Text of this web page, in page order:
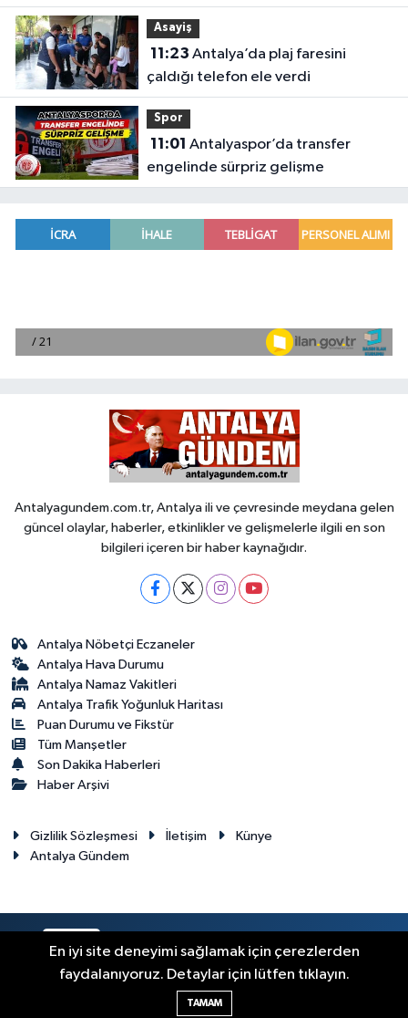
çözüm arıyor
Asayiş
11:23
çaldığı telefon ele verdi
Spor
11:01
engelinde sürpriz gelişme
Antalyagundem.com.tr, Antalya ili ve çevresinde meydana gelen
güncel olaylar, haberler, etkinlikler ve gelişmelerle ilgili en son
bilgileri içeren bir haber kaynağıdır.
Antalya Nöbetçi Eczaneler
Antalya Hava Durumu
Antalya Namaz Vakitleri
Antalya Trafik Yoğunluk Haritası
Puan Durumu ve Fikstür
Tüm Manşetler
Son Dakika Haberleri
Haber Arşivi
Gizlilik Sözleşmesi İletişim
Künye
Antalya Gündem
Haber Yazılımı:
En iyi site deneyimi sağlamak için çerezlerden
faydalanıyoruz. Detaylar için lütfen tıklayın.
TAMAM